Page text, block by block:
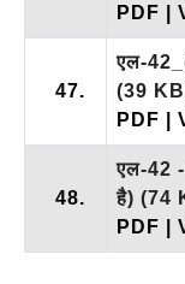
PDF |
47.
एल-
(39
PDF |
48.
एल-42 -
है) (74
PDF |